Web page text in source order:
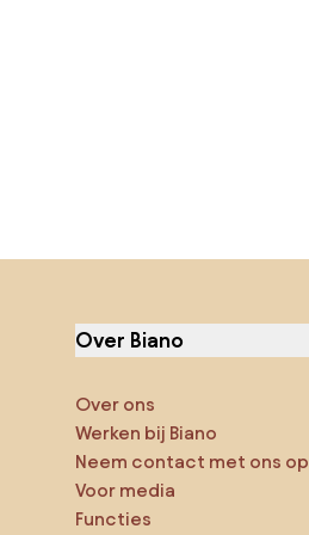
Over Biano
Over ons
Werken bij Biano
Neem contact met ons op
Voor media
Functies